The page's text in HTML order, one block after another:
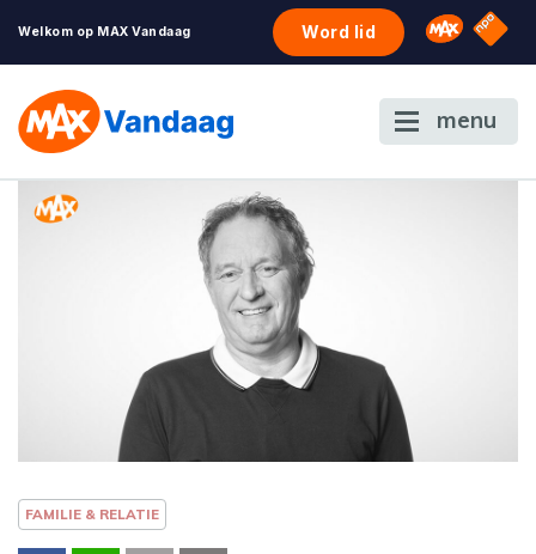
Welkom op MAX Vandaag Word lid Omroep
NPO
menu
FAMILIE & RELATIE